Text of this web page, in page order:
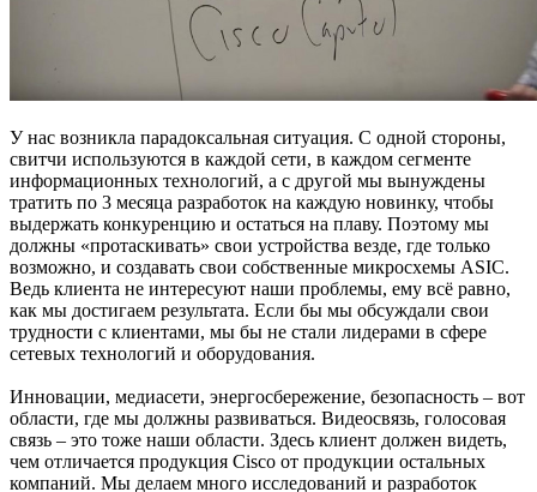
У нас возникла парадоксальная ситуация. С одной стороны,
свитчи используются в каждой сети, в каждом сегменте
информационных технологий, а с другой мы вынуждены
тратить по 3 месяца разработок на каждую новинку, чтобы
выдержать конкуренцию и остаться на плаву. Поэтому мы
должны «протаскивать» свои устройства везде, где только
возможно, и создавать свои собственные микросхемы ASIC.
Ведь клиента не интересуют наши проблемы, ему всё равно,
как мы достигаем результата. Если бы мы обсуждали свои
трудности с клиентами, мы бы не стали лидерами в сфере
сетевых технологий и оборудования.
Инновации, медиасети, энергосбережение, безопасность – вот
области, где мы должны развиваться. Видеосвязь, голосовая
связь – это тоже наши области. Здесь клиент должен видеть,
чем отличается продукция Cisco от продукции остальных
компаний. Мы делаем много исследований и разработок